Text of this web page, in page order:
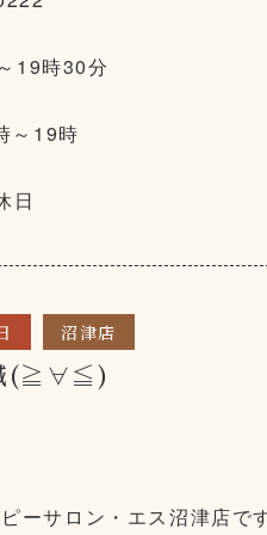
19時30分
～19時
日
沼津店
(≧∀≦)
ーサロン・エス沼津店で